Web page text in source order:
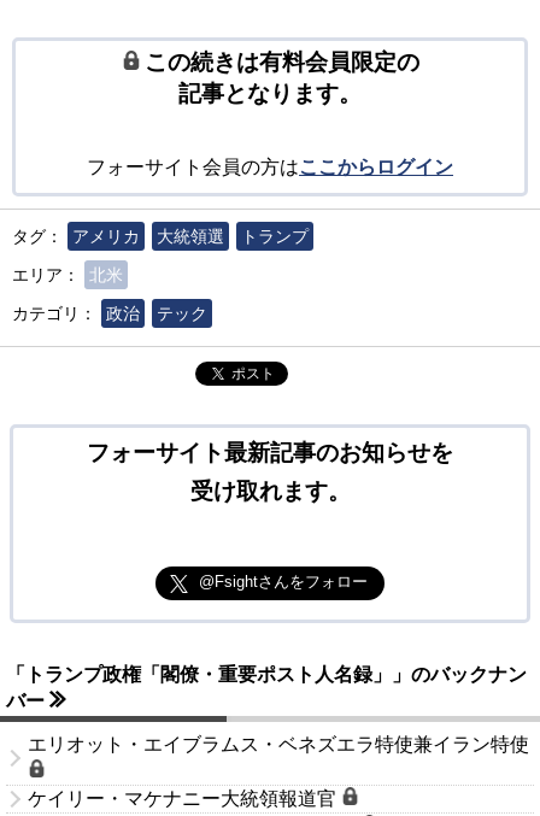
この続きは有料会員限定の
記事となります。
フォーサイト会員の方はここからログイン
タグ： アメリカ 大統領選
トランプ
エリア：
北米
カテゴリ：
政治 テック
ポスト
フォーサイト最新記事のお知らせを
受け取れます。
@Fsightさんをフォロー
「トランプ政権「閣僚・重要ポスト人名録」」のバックナン
バー
エリオット・エイブラムス・ベネズエラ特使兼イラン特使
ケイリー・マケナニー大統領報道官